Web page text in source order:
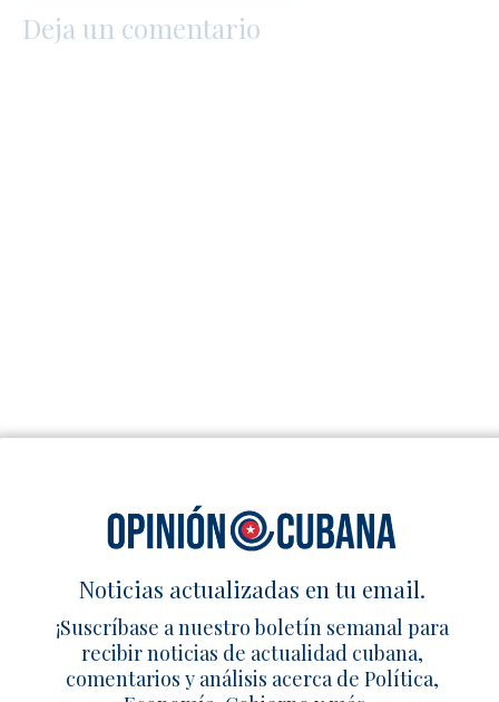
Deja un comentario
Noticias diarias en tu email
¡Suscríbete para recibir noticias de actualidad
Noticias actualizadas en tu email.
¡Suscríbase a nuestro boletín semanal para
recibir noticias de actualidad cubana,
comentarios y análisis acerca de Política,